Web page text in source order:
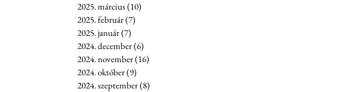
2025. március(10)
2025. február(7)
2025. január(7)
2024. december(6)
2024. november(16)
2024. október(9)
2024. szeptember(8)